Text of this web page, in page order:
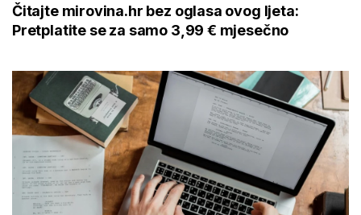
Čitajte mirovina.hr bez oglasa ovog ljeta:
Pretplatite se za samo 3,99 € mjesečno